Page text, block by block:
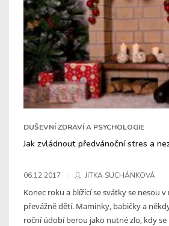
DUŠEVNÍ ZDRAVÍ A PSYCHOLOGIE
Jak zvládnout předvánoční stres a
06.12.2017 JITKA SUCHÁNKOVÁ
Konec roku a blížící se svátky se nesou
převážně dětí. Maminky, babičky a
roční údobí berou jako nutné zlo, kdy